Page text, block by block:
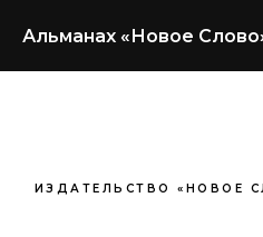
Альманах «Новое
ИЗДАТЕЛЬСТВО «НОВОЕ